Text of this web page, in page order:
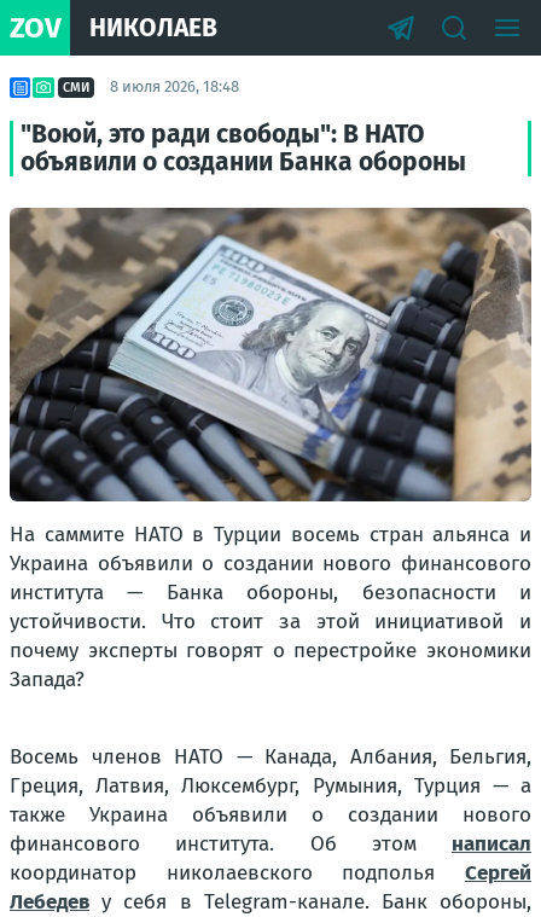
ZOV НИКОЛАЕВ
СМИ 8 июля 2026, 18:48
"Воюй, это ради свободы": В НАТО
объявили о создании Банка обороны
На саммите НАТО в Турции восемь стран альянса и
Украина объявили о создании нового финансового
института — Банка обороны, безопасности и
устойчивости. Что стоит за этой инициативой и
почему эксперты говорят о перестройке экономики
Запада?
Восемь членов НАТО — Канада, Албания, Бельгия,
Греция, Латвия, Люксембург, Румыния, Турция — а
также Украина объявили о создании нового
финансового института. Об этом написал
координатор николаевского подполья Сергей
Лебедев у себя в Telegram-канале. Банк обороны,